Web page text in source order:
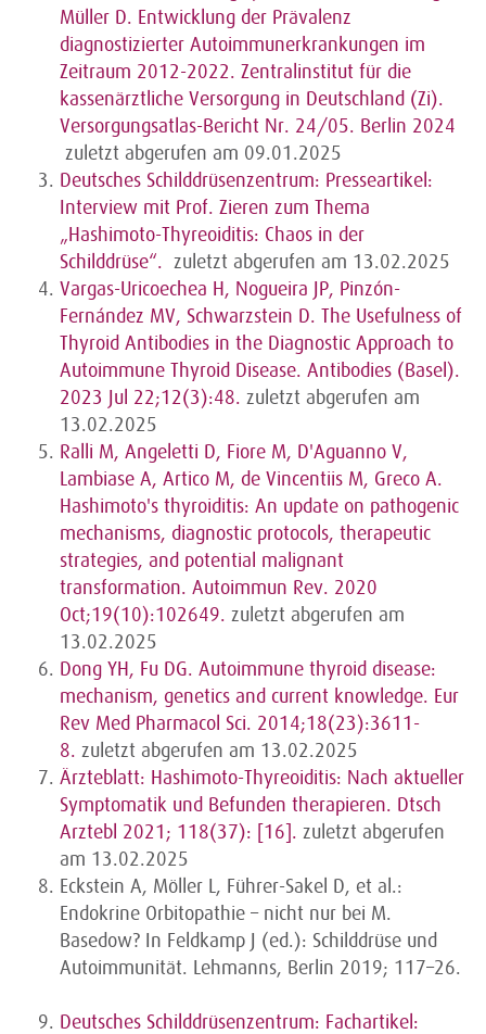
Müller D. Entwicklung der Prävalenz
diagnostizierter Autoimmunerkrankungen im
Zeitraum 2012-2022. Zentralinstitut für die
kassenärztliche Versorgung in Deutschland (Zi).
Versorgungsatlas-Bericht Nr. 24/05. Berlin 2024
zuletzt abgerufen am 09.01.2025
Deutsches Schilddrüsenzentrum: Presseartikel:
Interview mit Prof. Zieren zum Thema
„Hashimoto-Thyreoiditis: Chaos in der
Schilddrüse“. zuletzt abgerufen am 13.02.2025
Vargas-Uricoechea H, Nogueira JP, Pinzón-
Fernández MV, Schwarzstein D. The Usefulness of
Thyroid Antibodies in the Diagnostic Approach to
Autoimmune Thyroid Disease. Antibodies (Basel).
2023 Jul 22;12(3):48. zuletzt abgerufen am
13.02.2025
Ralli M, Angeletti D, Fiore M, D'Aguanno V,
Lambiase A, Artico M, de Vincentiis M, Greco A.
Hashimoto's thyroiditis: An update on pathogenic
mechanisms, diagnostic protocols, therapeutic
strategies, and potential malignant
transformation. Autoimmun Rev. 2020
Oct;19(10):102649. zuletzt abgerufen am
13.02.2025
Dong YH, Fu DG. Autoimmune thyroid disease:
mechanism, genetics and current knowledge. Eur
Rev Med Pharmacol Sci. 2014;18(23):3611-
8. zuletzt abgerufen am 13.02.2025
Ärzteblatt: Hashimoto-Thyreoiditis: Nach aktueller
Symptomatik und Befunden therapieren. Dtsch
Arztebl 2021; 118(37): [16]. zuletzt abgerufen
am 13.02.2025
Eckstein A, Möller L, Führer-Sakel D, et al.:
Endokrine Orbitopathie – nicht nur bei M.
Basedow? In Feldkamp J (ed.): Schilddrüse und
Autoimmunität. Lehmanns, Berlin 2019; 117–26.
Deutsches Schilddrüsenzentrum: Fachartikel: